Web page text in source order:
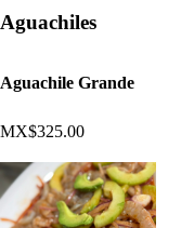
Aguachiles
Aguachile Grande
MX$325.00